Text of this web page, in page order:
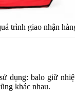
trình giao nhận
dụng: balo giữ
khác nhau.